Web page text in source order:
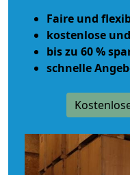
Faire und
kostenlose
bis zu 60 %
schnelle